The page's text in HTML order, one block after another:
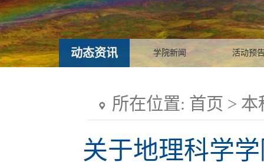
动态资讯 学院新闻 活动预
所在位置: 首页 > 本
关于地理科学